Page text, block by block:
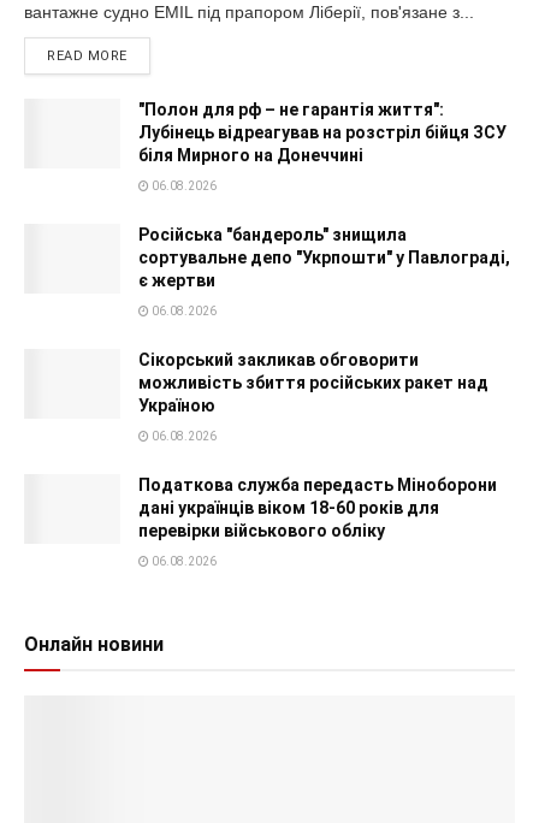
вантажне судно EMIL під прапором Ліберії, пов'язане з...
READ MORE
"Полон для рф – не гарантія життя":
Лубінець відреагував на розстріл бійця ЗСУ
біля Мирного на Донеччині
06.08.2026
Російська "бандероль" знищила
сортувальне депо "Укрпошти" у Павлограді,
є жертви
06.08.2026
Сікорський закликав обговорити
можливість збиття російських ракет над
Україною
06.08.2026
Податкова служба передасть Міноборони
дані українців віком 18-60 років для
перевірки військового обліку
06.08.2026
Онлайн новини